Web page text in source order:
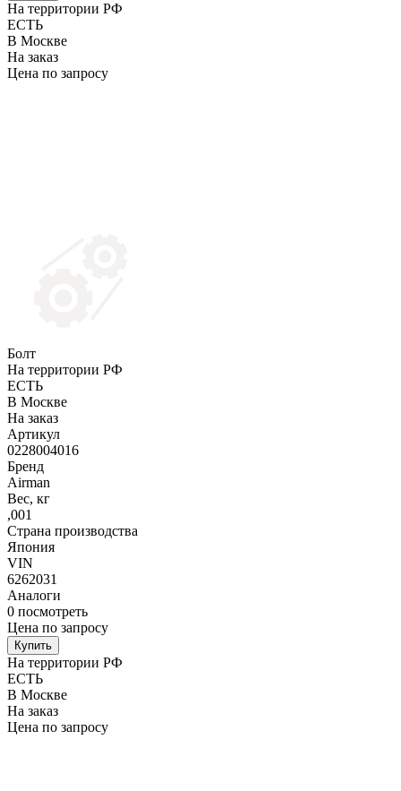
На территории РФ
ЕСТЬ
В Москве
На заказ
Цена по запросу
Болт
На территории РФ
ЕСТЬ
В Москве
На заказ
Артикул
0228004016
Бренд
Airman
Вес, кг
,001
Страна производства
Япония
VIN
6262031
Аналоги
0 посмотреть
Цена по запросу
Купить
На территории РФ
ЕСТЬ
В Москве
На заказ
Цена по запросу